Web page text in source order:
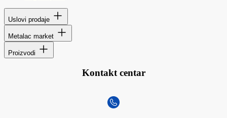
Uslovi prodaje
Metalac market
Proizvodi
Kontakt centar